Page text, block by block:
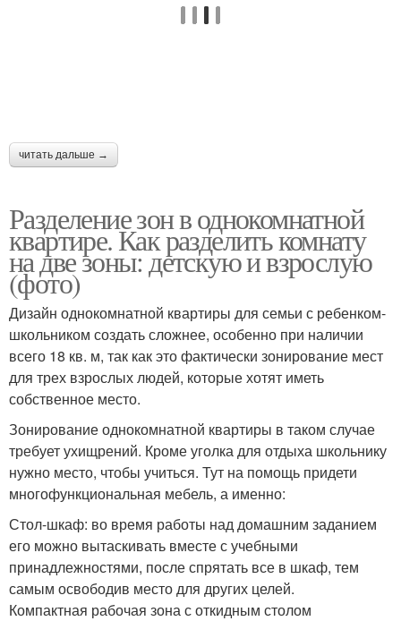
читать дальше →
Разделение зон в однокомнатной
квартире. Как разделить комнату
на две зоны: детскую и взрослую
(фото)
Дизайн однокомнатной квартиры для семьи с ребенком-
школьником создать сложнее, особенно при наличии
всего 18 кв. м, так как это фактически зонирование мест
для трех взрослых людей, которые хотят иметь
собственное место.
Зонирование однокомнатной квартиры в таком случае
требует ухищрений. Кроме уголка для отдыха школьнику
нужно место, чтобы учиться. Тут на помощь придети
многофункциональная мебель, а именно:
Стол-шкаф: во время работы над домашним заданием
его можно вытаскивать вместе с учебными
принадлежностями, после спрятать все в шкаф, тем
самым освободив место для других целей.
Компактная рабочая зона с откидным столом